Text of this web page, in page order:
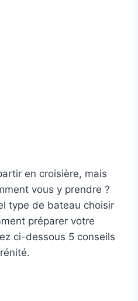
en croisière, mais
vous y prendre ?
type de bateau choisir
préparer votre
ci-dessous 5 conseils